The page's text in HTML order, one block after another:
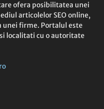
ofera posibilitatea unei
articolelor SEO online,
unei firme. Portalul este
localitati cu o autoritate